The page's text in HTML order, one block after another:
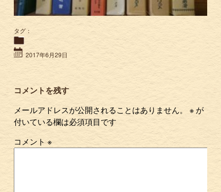
タグ：
2017年6月29日
コメントを残す
メールアドレスが公開されることはありません。
※が
付いている欄は必須項目です
コメント※